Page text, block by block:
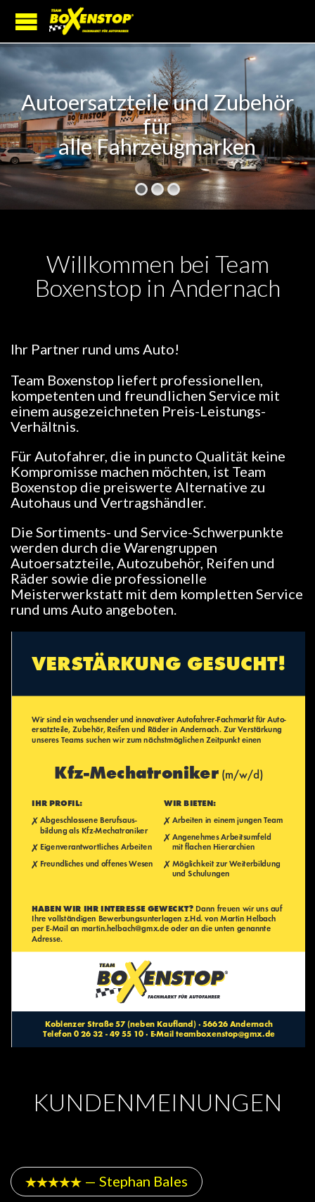
Autoersatzteile und Zubehör
für
alle Fahrzeugmarken
Willkommen bei Team
Boxenstop in Andernach
Ihr Partner rund ums Auto!
Team Boxenstop liefert professionellen,
kompetenten und freundlichen Service mit
einem ausgezeichneten Preis-Leistungs-
Verhältnis.
Für Autofahrer, die in puncto Qualität keine
Kompromisse machen möchten, ist Team
Boxenstop die preiswerte Alternative zu
Autohaus und Vertragshändler.
Die Sortiments- und Service-Schwerpunkte
werden durch die Warengruppen
Autoersatzteile, Autozubehör, Reifen und
Räder sowie die professionelle
Meisterwerkstatt mit dem kompletten Service
rund ums Auto angeboten.
KUNDENMEINUNGEN
 — Stephan Bales